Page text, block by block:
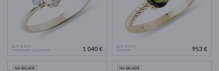
ŽLTÉ ZLATO
MORGANIT & DIAMANT
1 040 €
ŽLTÉ ZLATO
VLTAVÍN
953 €
NA SKLADE NA SKLADE